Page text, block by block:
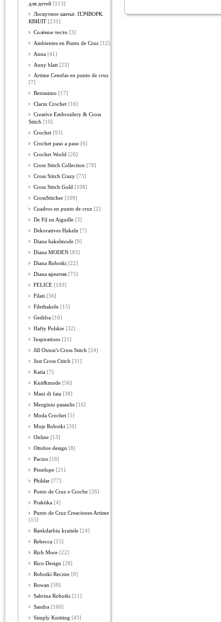
для детей [113]
Лоскутное шитьё. ПЭЧВОРК.
КВИЛТ [231]
Солёное тесто [3]
Ambientes en Punto de Cruz [12]
Anna [41]
Anny blatt [23]
Artime Cenefas en punto de cruz
[7]
Benissimo [17]
Clarin Crochet [16]
Creative Embroidery & Cross
Stitch [10]
Crochet [93]
Crochet paso a paso [6]
Crochet World [26]
Cross Stitch Collection [78]
Cross Stitch Crazy [73]
Cross Stitch Gold [108]
CrossStitcher [109]
Cuadros en punto de cruz [2]
De Fil en Aiguille [3]
Dekoratives Hakeln [7]
Diana hakelmode [9]
Diana MODEN [83]
Diana Robotki [22]
Diana креатив [75]
FELICE [103]
Filati [56]
Filethakeln [15]
Gedifra [16]
Hafty Polskie [32]
Inspirations [21]
Jill Oxton's Cross Stitch [24]
Just Cross Ctitch [31]
Katia [7]
Knit&mode [56]
Mani di fata [38]
Mezginiu pasaulis [16]
Moda Crochet [5]
Moje Robotki [20]
Online [13]
Ottobre design [8]
Pacios [16]
Penelope [21]
Phildar [77]
Ponto de Cruz e Croche [26]
Praktika [4]
Punto de Cruz Creaciones Artime
[15]
Rankdarbiu kraitele [24]
Rebecca [15]
Rich More [22]
Rico Design [28]
Robotki Reczne [8]
Rowan [59]
Sabrina Robotki [11]
Sandra [160]
Simply Knitting [43]